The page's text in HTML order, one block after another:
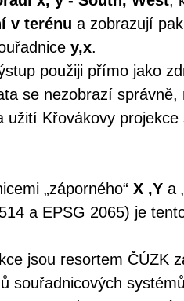
v terénu a zobrazují
y,x.
použiji přímo jako
se nezobrazí
užití Křovákovy projekce
„záporného“ X ,Y a
a EPSG 2065) je
jsou resortem ČÚZK
souřadnicových